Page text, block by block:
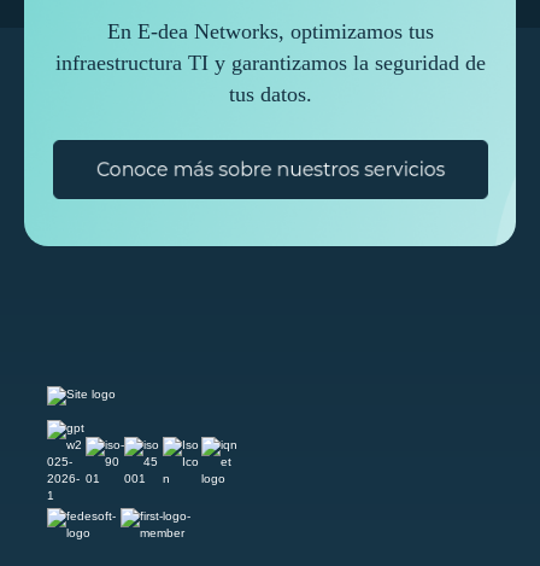
En E-dea Networks, optimizamos tus
infraestructura TI y garantizamos la seguridad de
tus datos.